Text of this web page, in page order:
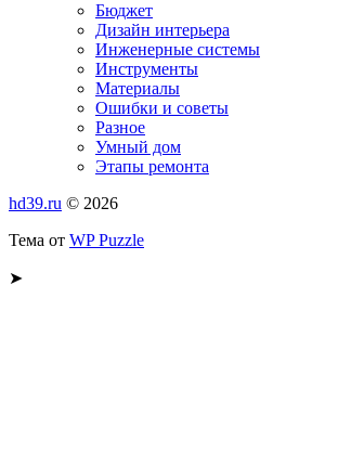
Бюджет
Дизайн интерьера
Инженерные системы
Инструменты
Материалы
Ошибки и советы
Разное
Умный дом
Этапы ремонта
hd39.ru © 2026
Тема от WP Puzzle
➤